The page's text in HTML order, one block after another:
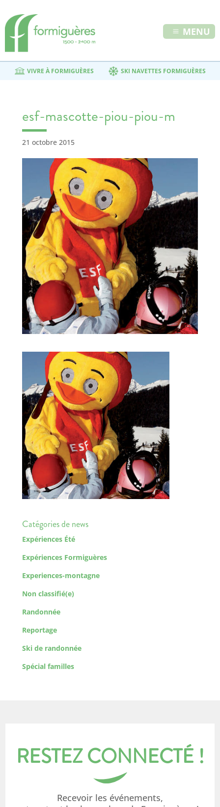
MENU
VIVRE À FORMIGUÈRES SKI NAVETTES FORMIGUÈRES
esf-mascotte-piou-piou-m
21 octobre 2015
Catégories de news
Expériences Été
Expériences Formiguères
Experiences-montagne
Non classifié(e)
Randonnée
Reportage
Ski de randonnée
Spécial familles
RESTEZ CONNECTÉ !
Recevoir les événements,